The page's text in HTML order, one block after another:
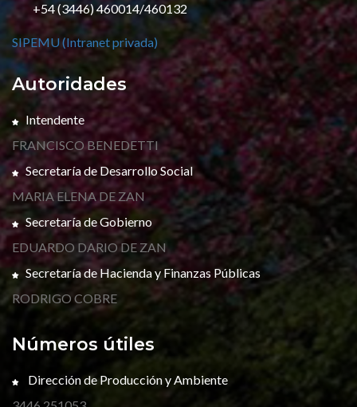
+54 (3446) 460014/460132
SIPEMU (Intranet privada)
Autoridades
Intendente
FRANCISCO BENEDETTI
Secretaría de Desarrollo Social
MARIA ELENA DE ZAN
Secretaría de Gobierno
EDUARDO DARIO DE ZAN
Secretaría de Hacienda y Finanzas Públicas
RODRIGO COBRE
Números útiles
Dirección de Producción y Ambiente